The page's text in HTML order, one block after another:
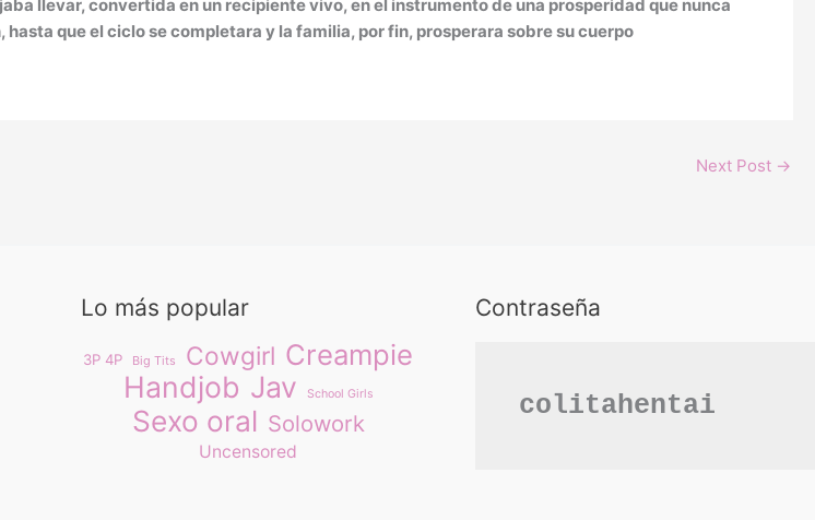
llevar, convertida en un recipiente vivo, en el instrumento de una prosperidad que nunca
que el ciclo se completara y la familia, por fin, prosperara sobre su cuerpo
Next Post →
Lo más popular
3P 4P Big Tits Cowgirl Creampie
Handjob Jav School Girls
Sexo oral Solowork
Uncensored
Contraseña
colitahentai